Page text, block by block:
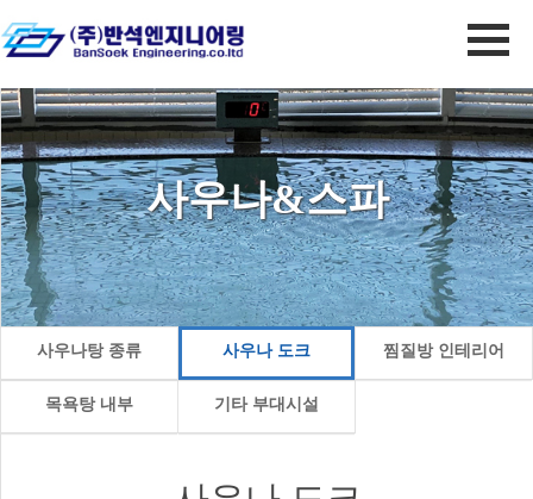
사우나&스파
사우나탕 종류 사우나 도크 찜질방 인테리어
목욕탕 내부 기타 부대시설